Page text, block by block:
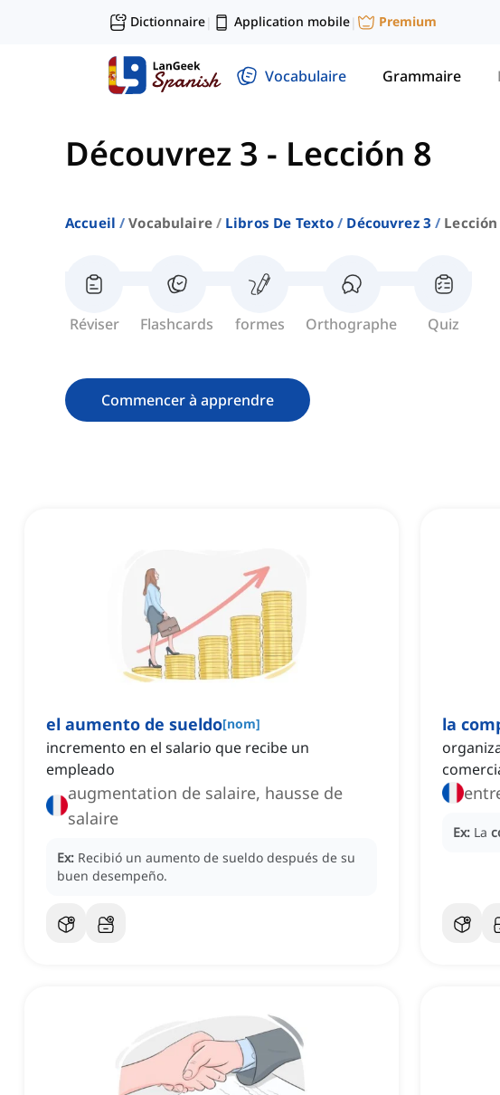
Dictionnaire| Application mobile| Premium
Vocabulaire Grammaire
Découvrez 3 - Lección 8
Accueil Vocabulaire Libros De Texto Découvrez 3 Lección
Réviser Flashcards formes Orthographe Quiz
Commencer à apprendre
el aumento de sueldo[nom]
incremento en el salario que recibe un
empleado
augmentation de salaire, hausse de
salaire
Ex: Recibió un aumento de sueldo después de su
buen desempeño.
la
Ex: La